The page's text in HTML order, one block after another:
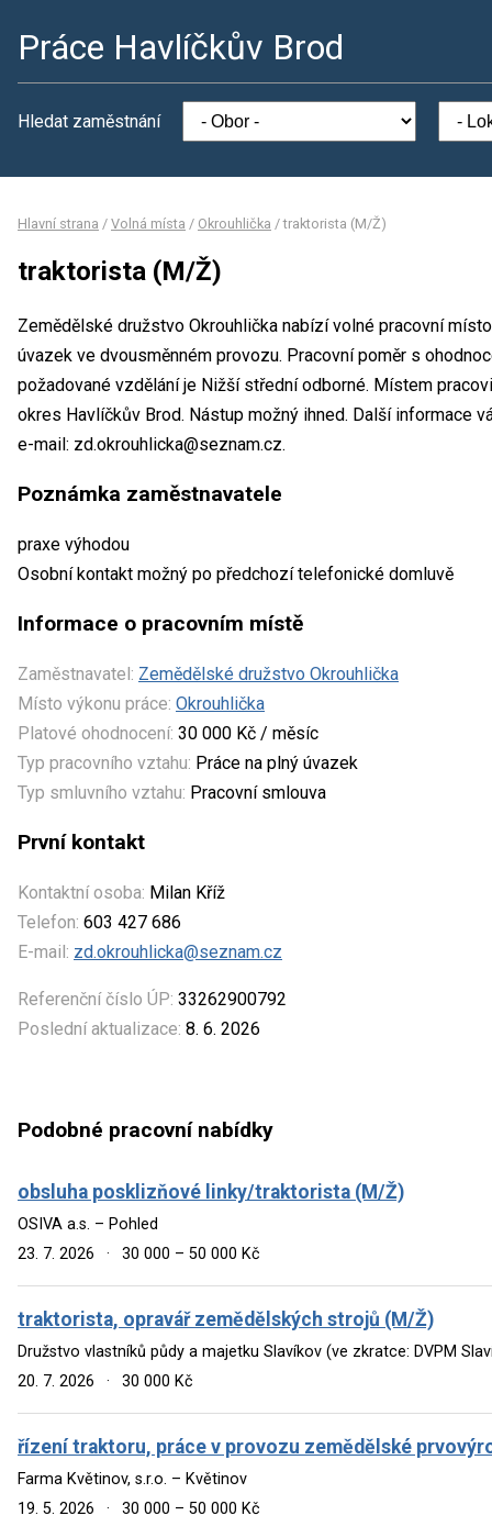
Práce Havlíčkův Brod
Hledat zaměstnání
Hlavní strana / Volná místa / Okrouhlička /traktorista (M/Ž)
traktorista (M/Ž)
Zemědělské družstvo Okrouhlička nabízí volné pracovní
úvazek ve dvousměnném provozu. Pracovní poměr s
požadované vzdělání je Nižší střední odborné. Místem
okres Havlíčkův Brod. Nástup možný ihned. Další informace
e-mail: zd.okrouhlicka@seznam.cz.
Poznámka zaměstnavatele
praxe výhodou
Osobní kontakt možný po předchozí telefonické domluvě
Informace o pracovním místě
Zaměstnavatel: Zemědělské družstvo Okrouhlička
Místo výkonu práce: Okrouhlička
Platové ohodnocení: 30 000 Kč / měsíc
Typ pracovního vztahu: Práce na plný úvazek
Typ smluvního vztahu: Pracovní smlouva
První kontakt
Kontaktní osoba: Milan Kříž
Telefon: 603 427 686
E-mail: zd.okrouhlicka@seznam.cz
Referenční číslo ÚP: 33262900792
Poslední aktualizace: 8. 6. 2026
Podobné pracovní nabídky
obsluha posklizňové linky/traktorista (M/Ž)
OSIVA a.s. – Pohled
23. 7. 2026
· 30 000 – 50 000 Kč
traktorista, opravář zemědělských strojů (M/Ž)
Družstvo vlastníků půdy a majetku Slavíkov (ve zkratce: DVPM
20. 7. 2026
· 30 000 Kč
řízení traktoru, práce v provozu zemědělské
Farma Květinov, s.r.o. – Květinov
19. 5. 2026
· 30 000 – 50 000 Kč